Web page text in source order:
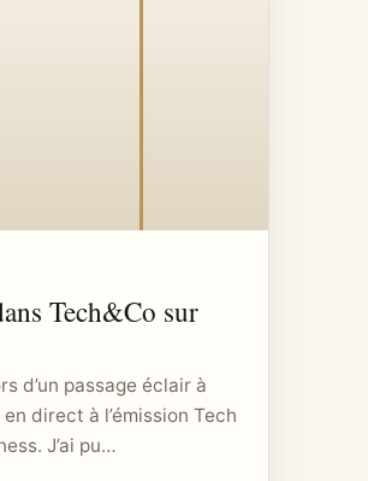
Tech&Co sur
d’un passage éclair à
direct à l’émission Tech
J’ai pu…